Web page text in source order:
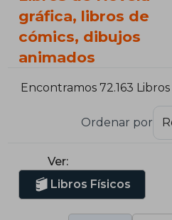
gráfica, libros de
cómics, dibujos
animados
Encontramos 72.163 Libros
Ordenar por
Ver:
Libros Físicos